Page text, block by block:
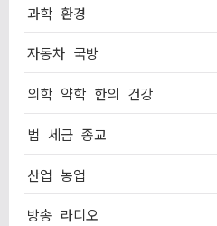
과학 환경
자동차 국방
의학 약학 한의 건강
법 세금 종교
산업 농업
방송 라디오